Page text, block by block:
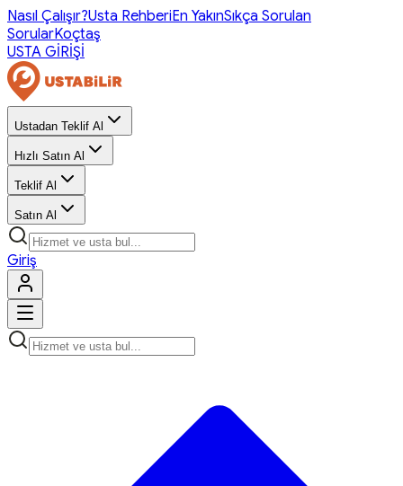
Nasıl Çalışır?Usta RehberiEn YakınSıkça Sorulan
SorularKoçtaş
USTA GİRİŞİ
Ustadan Teklif Al
Hızlı Satın Al
Teklif Al
Satın Al
Giriş